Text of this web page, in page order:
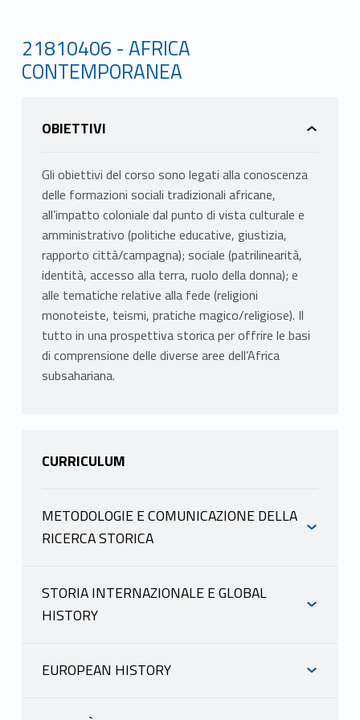
21810406 - AFRICA
CONTEMPORANEA
OBIETTIVI
Gli obiettivi del corso sono legati alla conoscenza
delle formazioni sociali tradizionali africane,
all’impatto coloniale dal punto di vista culturale e
amministrativo (politiche educative, giustizia,
rapporto città/campagna); sociale (patrilinearità,
identità, accesso alla terra, ruolo della donna); e
alle tematiche relative alla fede (religioni
monoteiste, teismi, pratiche magico/religiose). Il
tutto in una prospettiva storica per offrire le basi
di comprensione delle diverse aree dell’Africa
subsahariana.
CURRICULUM
METODOLOGIE E COMUNICAZIONE DELLA
RICERCA STORICA
VOLTERRA ALESSANDRO
STORIA INTERNAZIONALE E GLOBAL
HISTORY
EUROPEAN HISTORY